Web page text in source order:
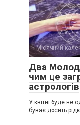
Місячний
Два
чим це
астрологів
У квітні буде не
буває досить